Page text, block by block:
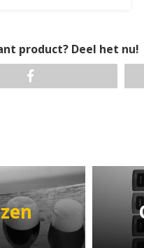
product? Deel het nu!